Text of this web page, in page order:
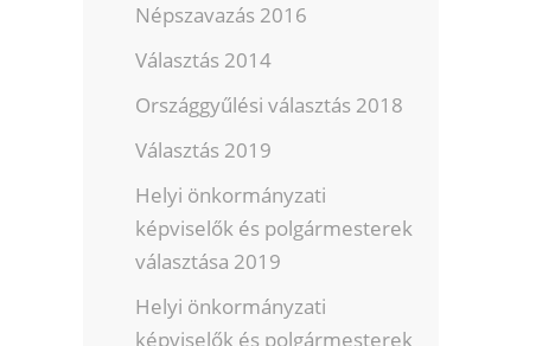
Népszavazás 2016
Választás 2014
Országgyűlési választás 2018
Választás 2019
Helyi önkormányzati
képviselők és polgármesterek
választása 2019
Helyi önkormányzati
képviselők és polgármesterek